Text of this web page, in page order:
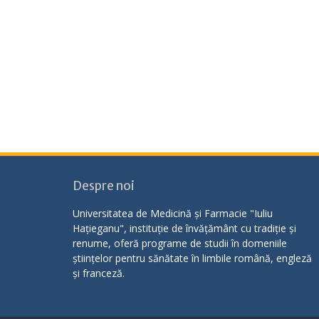
Despre noi
Universitatea de Medicină și Farmacie "Iuliu
Hațieganu", instituție de învățământ cu tradiție și
renume, oferă programe de studii în domeniile
științelor pentru sănătate în limbile română, engleză
și franceză.